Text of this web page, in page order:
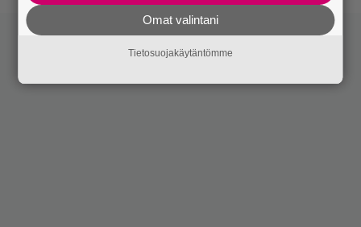
Omat valintani
Tietosuojakäytäntömme